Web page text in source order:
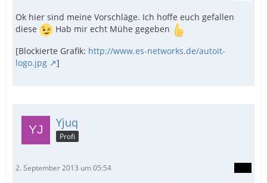
Ok hier sind meine Vorschläge. Ich hoffe euch gefallen
diese
Hab mir echt Mühe gegeben
[Blockierte Grafik: http://www.es-networks.de/autoit-
logo.jpg
]
Yjuq
Profi
2. September 2013 um 05:54